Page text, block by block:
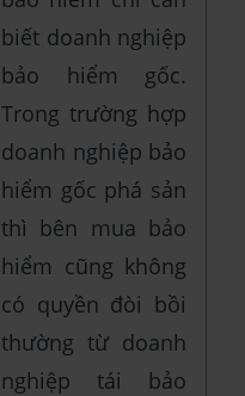
biết doanh nghiệp
bảo hiểm gốc.
Trong trường hợp
doanh nghiệp bảo
hiểm gốc phá sản
thì bên mua bảo
hiểm cũng không
có quyền đòi bồi
thường từ doanh
nghiệp tái bảo